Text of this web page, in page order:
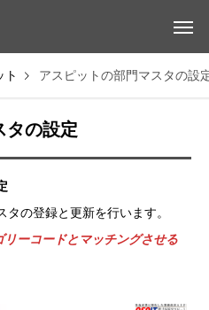
ト アスピットの部門マスタの設
タの設定
の登録と更新を行います。
ーコードとマッチングさせる